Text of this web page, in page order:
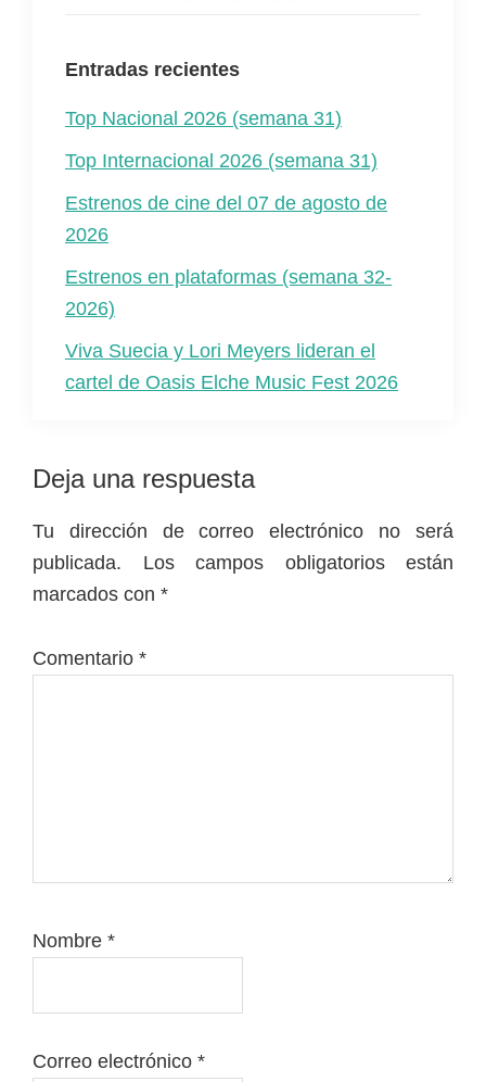
Entradas recientes
Top Nacional 2026 (semana 31)
Top Internacional 2026 (semana 31)
Estrenos de cine del 07 de agosto de
2026
Estrenos en plataformas (semana 32-
2026)
Viva Suecia y Lori Meyers lideran el
cartel de Oasis Elche Music Fest 2026
Interacciones
los
lectores
Deja una respuesta
Tu dirección de correo electrónico no será
publicada.
Los campos obligatorios están
marcados con *
Comentario *
Nombre *
Correo electrónico *